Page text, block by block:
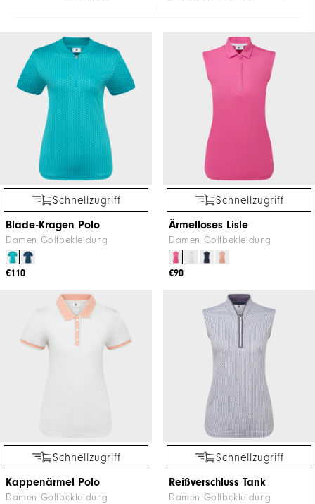
Schnellzugriff
Blade-Kragen Polo
Damen Golfbekleidung
€110
Schnellzugriff
Ärmelloses Lisle
Damen Golfbekleidung
€90
Schnellzugriff
Kappenärmel Polo
Damen Golfbekleidung
Schnellzugriff
Reißverschluss Tank
Damen Golfbekleidung